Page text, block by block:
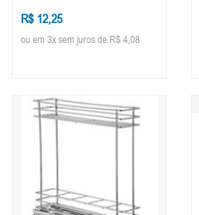
R$ 12,25
ou em 3x sem juros de R$ 4,08